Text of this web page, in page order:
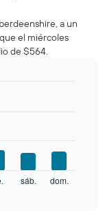
a un
el miércoles
de $564.
sáb. dom.